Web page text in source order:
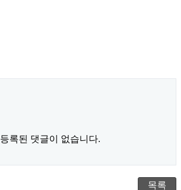
등록된 댓글이 없습니다.
목록